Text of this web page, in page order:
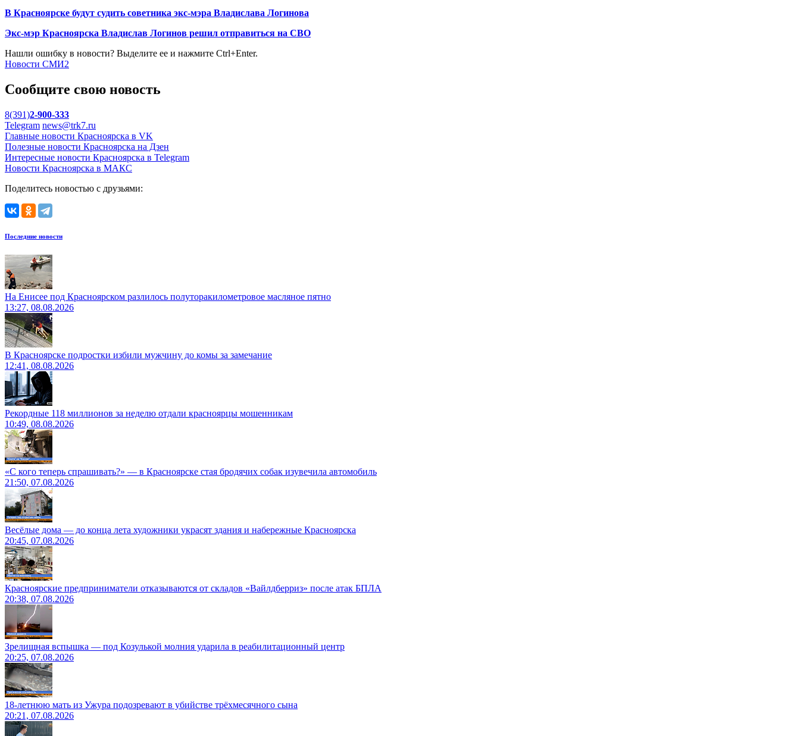
В Красноярске будут судить советника экс-мэра Владислава Логинова
Экс-мэр Красноярска Владислав Логинов решил отправиться на СВО
Нашли ошибку в новости? Выделите ее и нажмите Ctrl+Enter.
Новости СМИ2
Сообщите свою новость
8(391)2-900-333
Telegram news@trk7.ru
Главные новости Красноярска в VK
Полезные новости Красноярска на Дзен
Интересные новости Красноярска в Telegram
Новости Красноярска в МАКС
Поделитесь новостью с друзьями:
Последние новости
На Енисее под Красноярском разлилось полуторакилометровое масляное пятно
13:27, 08.08.2026
В Красноярске подростки избили мужчину до комы за замечание
12:41, 08.08.2026
Рекордные 118 миллионов за неделю отдали красноярцы мошенникам
10:49, 08.08.2026
«С кого теперь спрашивать?» — в Красноярске стая бродячих собак изувечила автомобиль
21:50, 07.08.2026
Весёлые дома — до конца лета художники украсят здания и набережные Красноярска
20:45, 07.08.2026
Красноярские предприниматели отказываются от складов «Вайлдберриз» после атак БПЛА
20:38, 07.08.2026
Зрелищная вспышка — под Козулькой молния ударила в реабилитационный центр
20:25, 07.08.2026
18-летнюю мать из Ужура подозревают в убийстве трёхмесячного сына
20:21, 07.08.2026